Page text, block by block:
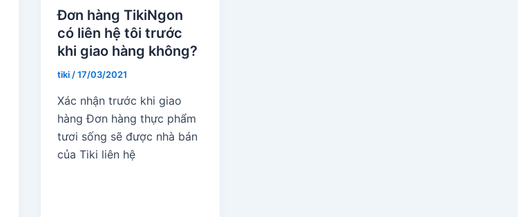
Đơn hàng TikiNgon
có liên hệ tôi trước
khi giao hàng không?
tiki/17/03/2021
Xác nhận trước khi giao
hàng Đơn hàng thực phẩm
tươi sống sẽ được nhà bán
của Tiki liên hệ